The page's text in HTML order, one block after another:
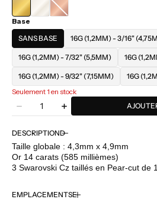
OR
Base
SANS BASE
16G (1,2MM) - 3/16"
16G (1,2MM) - 7/32" (5,5MM) 16G
16G (1,2MM) - 9/32" (7,15MM)
16G
Seulement 1 en stock
Diminuer
quantité
pour
Buddha
Jewelry
Little
Quantité
Augmenter
quantité
pour
Buddha
Jewelry
Little
DESCRIPTION
Taille globale : 4,3mm x 4,9mm
Or 14 carats (585 millièmes)
3 Swarovski Cz taillés en Pear-cut de
EMPLACEMENTS